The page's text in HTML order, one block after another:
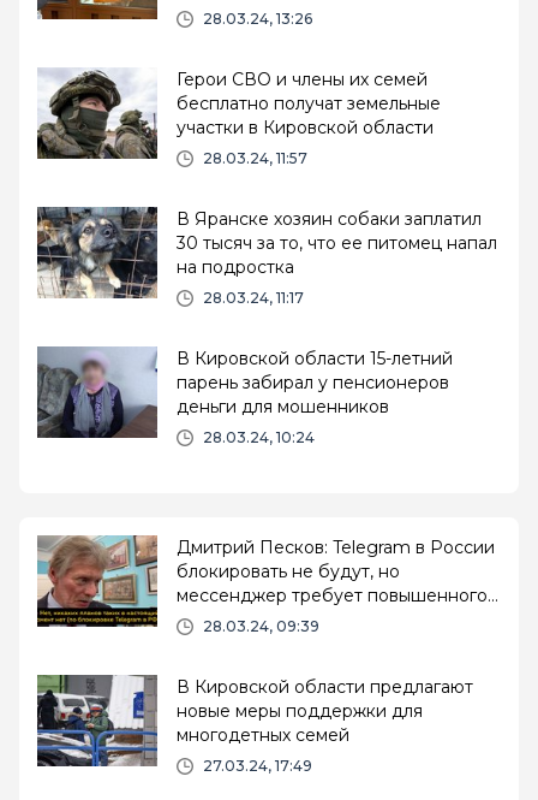
28.03.24, 13:26
Герои СВО и члены их семей
бесплатно получат земельные
участки в Кировской области
28.03.24, 11:57
В Яранске хозяин собаки заплатил
30 тысяч за то, что ее питомец напал
на подростка
28.03.24, 11:17
В Кировской области 15-летний
парень забирал у пенсионеров
деньги для мошенников
28.03.24, 10:24
Дмитрий Песков: Telegram в России
блокировать не будут, но
мессенджер требует повышенного
внимания
28.03.24, 09:39
В Кировской области предлагают
новые меры поддержки для
многодетных семей
27.03.24, 17:49